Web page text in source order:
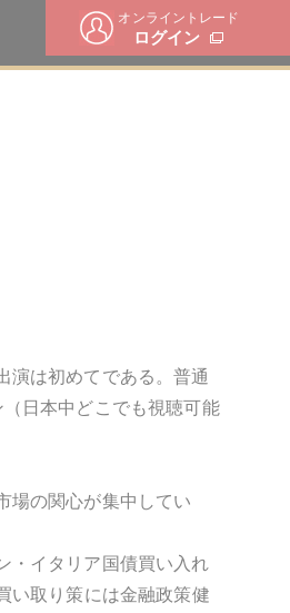
オンライントレード
ログイン
演は初めてである。普通
日本中どこでも視聴可能
場の関心が集中してい
・イタリア国債買い入れ
い取り策には金融政策健